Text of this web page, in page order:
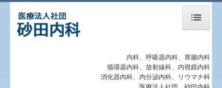
内科、呼吸器内科、胃腸内科
循環器内科、放射線科、内視鏡内科
消化器内科、内分泌内科、リウマチ科